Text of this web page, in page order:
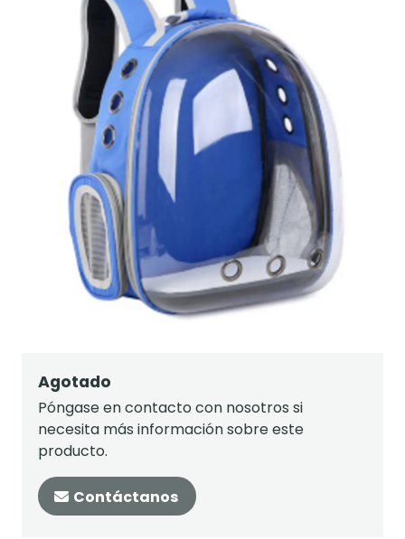
Agotado
Póngase en contacto con nosotros si
necesita más información sobre este
producto.
Contáctanos